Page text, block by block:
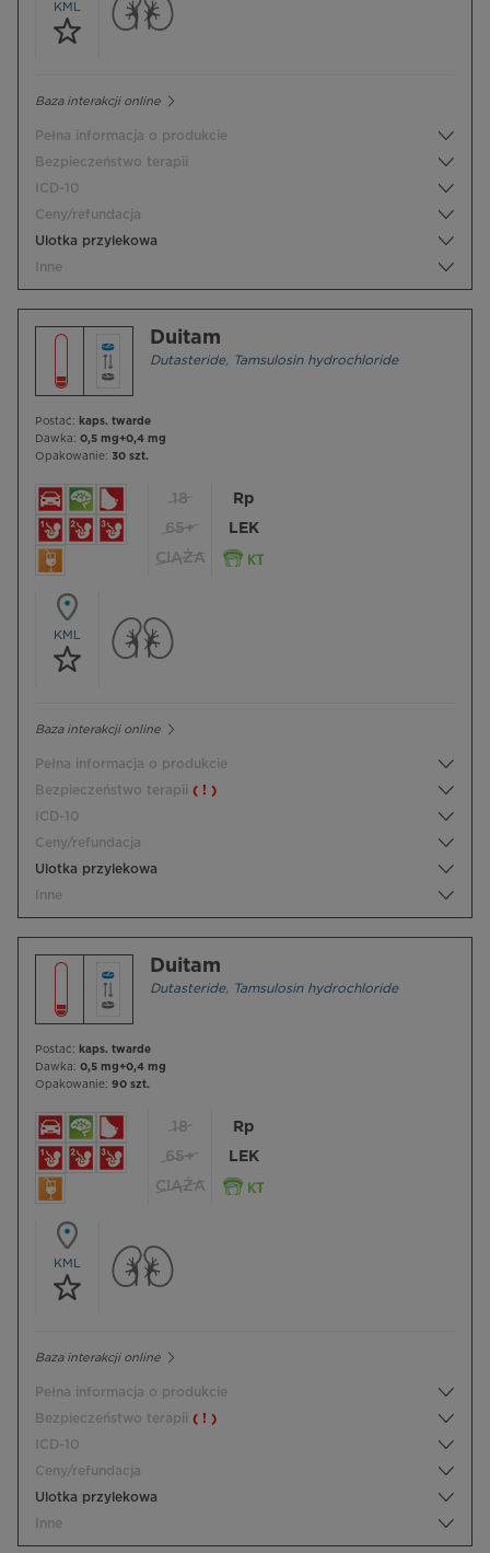
KML
Baza interakcji online
Pełna informacja o produkcie
Bezpieczeństwo terapii
ICD-10
Ceny/refundacja
Ulotka przylekowa
Inne
Duitam
Dutasteride, Tamsulosin hydrochloride
Postać: kaps. twarde
Dawka: 0,5 mg+0,4 mg
Opakowanie: 30 szt.
18
65+
CIĄŻA
Rp
LEK
KML
Baza interakcji online
Pełna informacja o produkcie
Bezpieczeństwo terapii ( ! )
ICD-10
Ceny/refundacja
Ulotka przylekowa
Inne
Duitam
Dutasteride, Tamsulosin hydrochloride
Postać: kaps. twarde
Dawka: 0,5 mg+0,4 mg
Opakowanie: 90 szt.
18
65+
CIĄŻA
Rp
LEK
KML
Baza interakcji online
Pełna informacja o produkcie
Bezpieczeństwo terapii ( ! )
ICD-10
Ceny/refundacja
Ulotka przylekowa
Inne